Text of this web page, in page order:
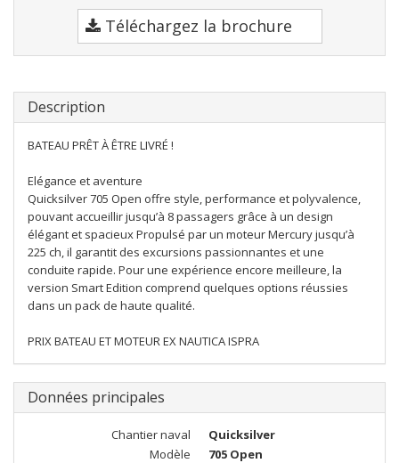
Téléchargez la brochure
Description
BATEAU PRÊT À ÊTRE LIVRÉ !
Elégance et aventure
Quicksilver 705 Open offre style, performance et polyvalence,
pouvant accueillir jusqu’à 8 passagers grâce à un design
élégant et spacieux Propulsé par un moteur Mercury jusqu’à
225 ch, il garantit des excursions passionnantes et une
conduite rapide. Pour une expérience encore meilleure, la
version Smart Edition comprend quelques options réussies
dans un pack de haute qualité.
PRIX BATEAU ET MOTEUR EX NAUTICA ISPRA
Données principales
Chantier naval
Quicksilver
Modèle
705 Open